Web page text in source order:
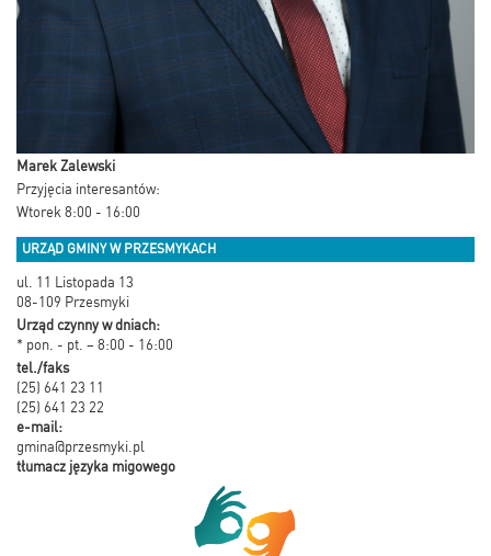
Marek Zalewski
Przyjęcia interesantów:
Wtorek 8:00 - 16:00
URZĄD GMINY W PRZESMYKACH
ul. 11 Listopada 13
08-109 Przesmyki
Urząd czynny w dniach:
* pon. - pt. – 8:00 - 16:00
tel./faks
(25) 641 23 11
(25) 641 23 22
e-mail:
gmina@przesmyki.pl
tłumacz języka migowego